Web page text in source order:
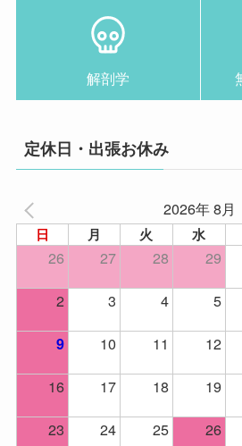
解剖学
定休日・出張お休み
2026年 8月
日 月 火 水
26 27 28 29
2
3 4 5
9 10 11 12
16
17 18 19
23
24 25 26